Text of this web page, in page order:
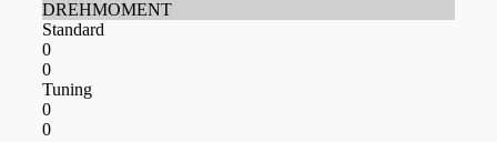
DREHMOMENT
Standard
0
0
Tuning
0
0